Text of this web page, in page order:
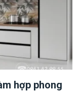
hợp phong